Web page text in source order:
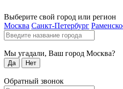
Выберите свой город или регион
Москва Санкт-Петербург
Мы угадали, Ваш город Москва?
Да Нет
Обратный звонок